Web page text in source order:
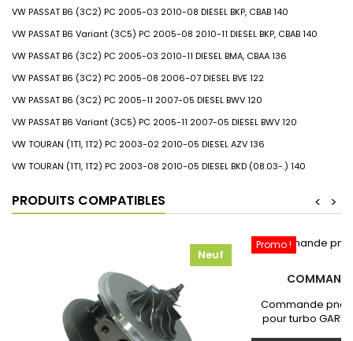
VWPASSAT B6 (3C2) PC 2005-03 2010-08 DIESELBKP, CBAB140
VWPASSAT B6 Variant (3C5) PC 2005-08 2010-11 DIESELBKP, CBAB140
VWPASSAT B6 (3C2) PC 2005-03 2010-11 DIESELBMA, CBAA136
VWPASSAT B6 (3C2) PC 2005-08 2006-07DIESELBVE 122
VWPASSAT B6 (3C2) PC 2005-11 2007-05 DIESELBWV120
VWPASSAT B6 Variant (3C5) PC 2005-11 2007-05 DIESELBWV120
VWTOURAN (1T1, 1T2) PC 2003-02 2010-05 DIESELAZV136
VWTOURAN (1T1, 1T2) PC 2003-08 2010-05 DIESELBKD (08.03-.) 140
PRODUITS COMPATIBLES >
<
Neuf
Promo !
Commande
pour turbo